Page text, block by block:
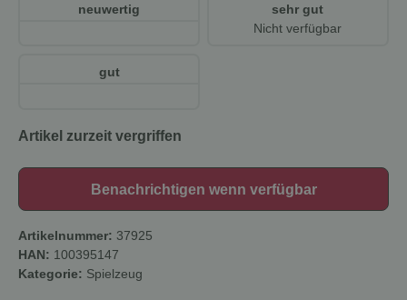
neuwertig
sehr gut
Nicht verfügbar
gut
Artikel zurzeit vergriffen
Benachrichtigen wenn verfügbar
Artikelnummer: 37925
HAN: 100395147
Kategorie: Spielzeug